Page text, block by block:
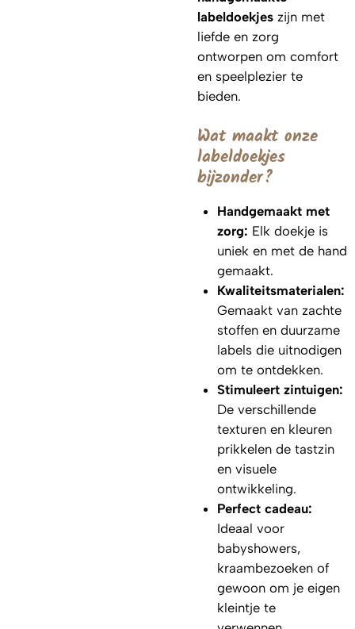
labeldoekjes zijn met
liefde en zorg
ontworpen om comfort
en speelplezier te
bieden.
Wat maakt onze
labeldoekjes
bijzonder?
Handgemaakt met
zorg: Elk doekje is
uniek en met de hand
gemaakt.
Kwaliteitsmaterialen:
Gemaakt van zachte
stoffen en duurzame
labels die uitnodigen
om te ontdekken.
Stimuleert zintuigen:
De verschillende
texturen en kleuren
prikkelen de tastzin
en visuele
ontwikkeling.
Perfect cadeau:
Ideaal voor
babyshowers,
kraambezoeken of
gewoon om je eigen
kleintje te